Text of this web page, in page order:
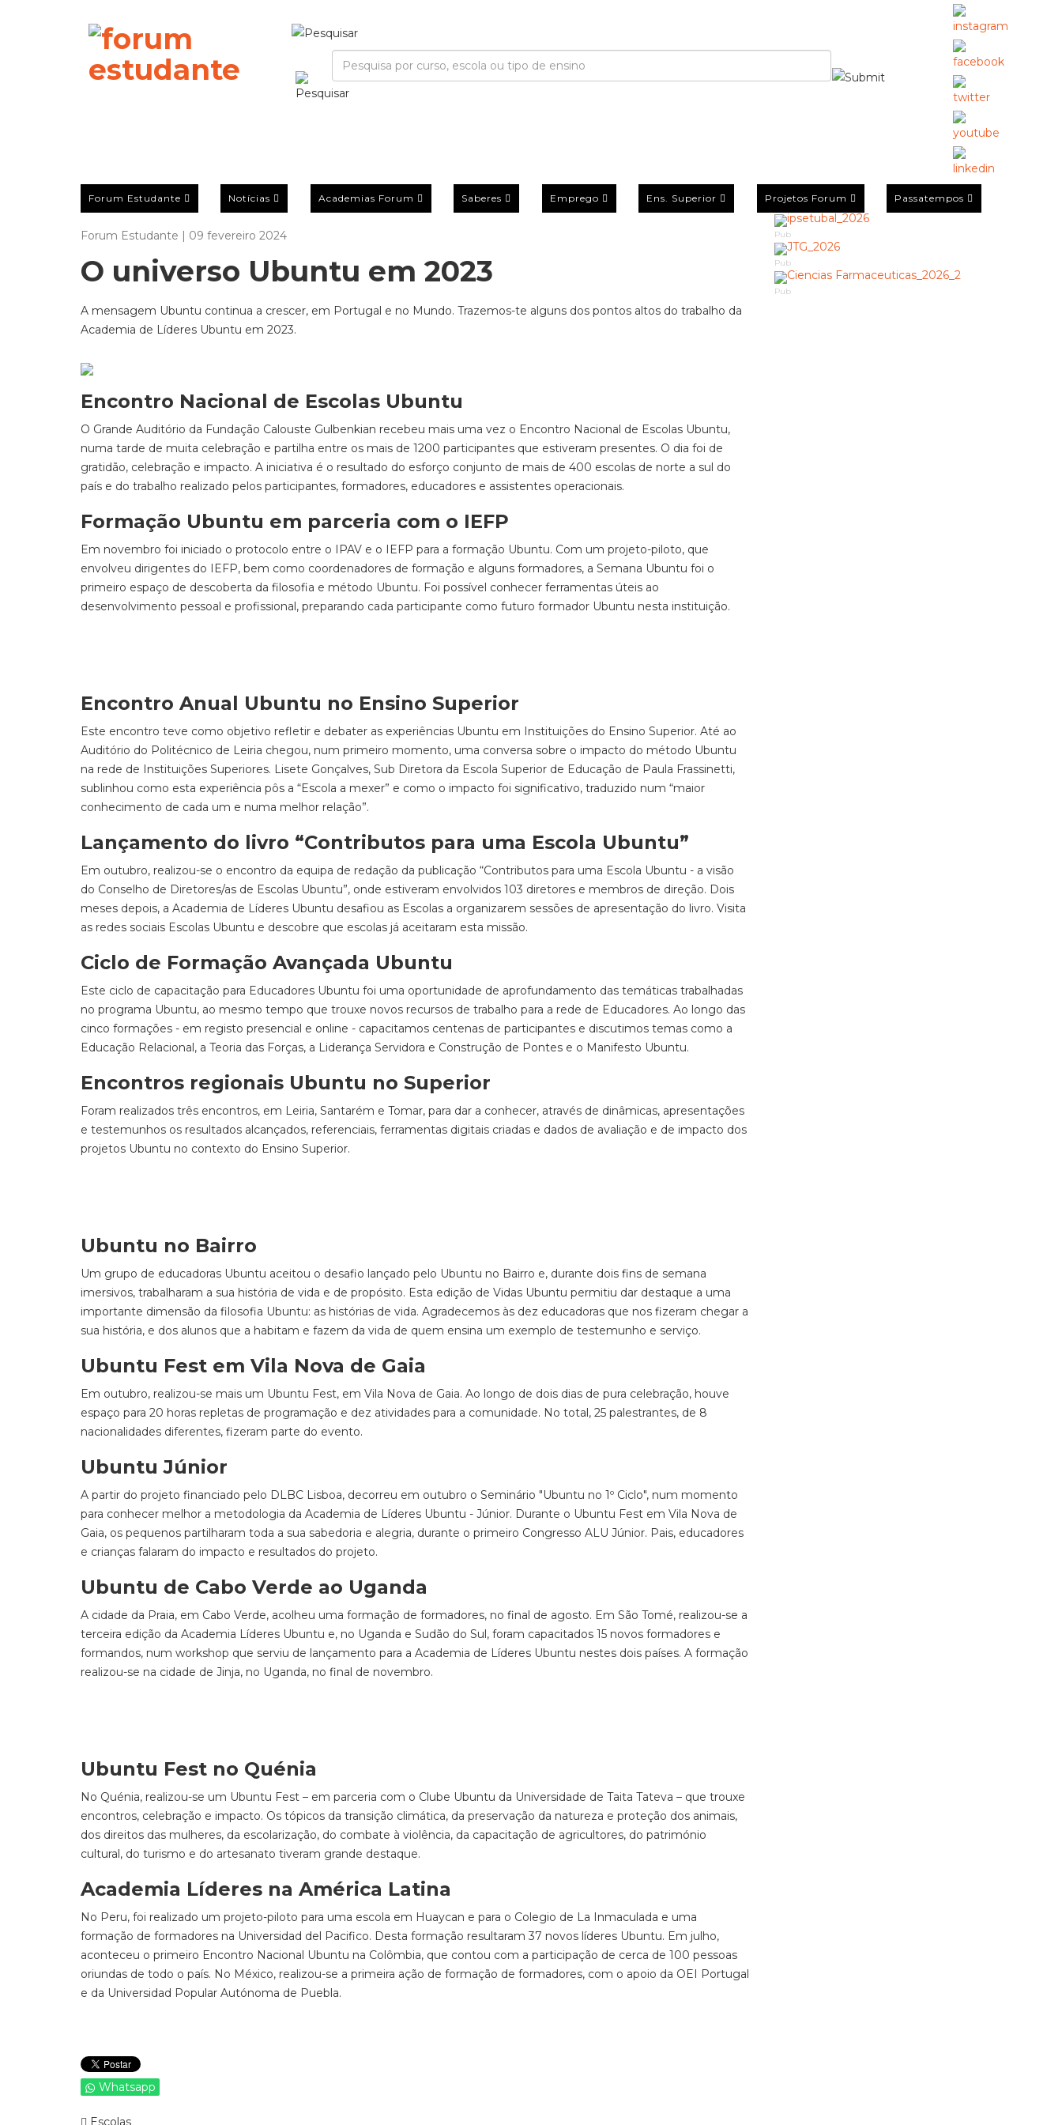
Forum Estudante Notícias Academias Forum Saberes Emprego Ens. Superior Projetos Forum Passatempos
Forum Estudante | 09 fevereiro 2024
O universo Ubuntu em 2023
A mensagem Ubuntu continua a crescer, em Portugal e no Mundo. Trazemos-te alguns dos pontos altos do trabalho da
Academia de Líderes Ubuntu em 2023.
Encontro Nacional de Escolas Ubuntu
O Grande Auditório da Fundação Calouste Gulbenkian recebeu mais uma vez o Encontro Nacional de Escolas Ubuntu,
numa tarde de muita celebração e partilha entre os mais de 1200 participantes que estiveram presentes. O dia foi de
gratidão, celebração e impacto. A iniciativa é o resultado do esforço conjunto de mais de 400 escolas de norte a sul do
país e do trabalho realizado pelos participantes, formadores, educadores e assistentes operacionais.
Formação Ubuntu em parceria com o IEFP
Em novembro foi iniciado o protocolo entre o IPAV e o IEFP para a formação Ubuntu. Com um projeto-piloto, que
envolveu dirigentes do IEFP, bem como coordenadores de formação e alguns formadores, a Semana Ubuntu foi o
primeiro espaço de descoberta da filosofia e método Ubuntu. Foi possível conhecer ferramentas úteis ao
desenvolvimento pessoal e profissional, preparando cada participante como futuro formador Ubuntu nesta instituição.
Encontro Anual Ubuntu no Ensino Superior
Este encontro teve como objetivo refletir e debater as experiências Ubuntu em Instituições do Ensino Superior. Até ao
Auditório do Politécnico de Leiria chegou, num primeiro momento, uma conversa sobre o impacto do método Ubuntu
na rede de Instituições Superiores. Lisete Gonçalves, Sub Diretora da Escola Superior de Educação de Paula Frassinetti,
sublinhou como esta experiência pôs a “Escola a mexer” e como o impacto foi significativo, traduzido num “maior
conhecimento de cada um e numa melhor relação”.
Lançamento do livro “Contributos para uma Escola Ubuntu”
Em outubro, realizou-se o encontro da equipa de redação da publicação “Contributos para uma Escola Ubuntu - a visão
do Conselho de Diretores/as de Escolas Ubuntu”, onde estiveram envolvidos 103 diretores e membros de direção. Dois
meses depois, a Academia de Líderes Ubuntu desafiou as Escolas a organizarem sessões de apresentação do livro. Visita
as redes sociais Escolas Ubuntu e descobre que escolas já aceitaram esta missão.
Ciclo de Formação Avançada Ubuntu
Este ciclo de capacitação para Educadores Ubuntu foi uma oportunidade de aprofundamento das temáticas trabalhadas
no programa Ubuntu, ao mesmo tempo que trouxe novos recursos de trabalho para a rede de Educadores. Ao longo das
cinco formações - em registo presencial e online - capacitamos centenas de participantes e discutimos temas como a
Educação Relacional, a Teoria das Forças, a Liderança Servidora e Construção de Pontes e o Manifesto Ubuntu.
Encontros regionais Ubuntu no Superior
Foram realizados três encontros, em Leiria, Santarém e Tomar, para dar a conhecer, através de dinâmicas, apresentações
e testemunhos os resultados alcançados, referenciais, ferramentas digitais criadas e dados de avaliação e de impacto dos
projetos Ubuntu no contexto do Ensino Superior.
Ubuntu no Bairro
Um grupo de educadoras Ubuntu aceitou o desafio lançado pelo Ubuntu no Bairro e, durante dois fins de semana
imersivos, trabalharam a sua história de vida e de propósito. Esta edição de Vidas Ubuntu permitiu dar destaque a uma
importante dimensão da filosofia Ubuntu: as histórias de vida. Agradecemos às dez educadoras que nos fizeram chegar a
sua história, e dos alunos que a habitam e fazem da vida de quem ensina um exemplo de testemunho e serviço.
Ubuntu Fest em Vila Nova de Gaia
Em outubro, realizou-se mais um Ubuntu Fest, em Vila Nova de Gaia. Ao longo de dois dias de pura celebração, houve
espaço para 20 horas repletas de programação e dez atividades para a comunidade. No total, 25 palestrantes, de 8
nacionalidades diferentes, fizeram parte do evento.
Ubuntu Júnior
A partir do projeto financiado pelo DLBC Lisboa, decorreu em outubro o Seminário "Ubuntu no 1º Ciclo", num momento
para conhecer melhor a metodologia da Academia de Líderes Ubuntu - Júnior. Durante o Ubuntu Fest em Vila Nova de
Gaia, os pequenos partilharam toda a sua sabedoria e alegria, durante o primeiro Congresso ALU Júnior. Pais, educadores
e crianças falaram do impacto e resultados do projeto.
Ubuntu de Cabo Verde ao Uganda
A cidade da Praia, em Cabo Verde, acolheu uma formação de formadores, no final de agosto. Em São Tomé, realizou-se a
terceira edição da Academia Líderes Ubuntu e, no Uganda e Sudão do Sul, foram capacitados 15 novos formadores e
formandos, num workshop que serviu de lançamento para a Academia de Líderes Ubuntu nestes dois países. A formação
realizou-se na cidade de Jinja, no Uganda, no final de novembro.
Ubuntu Fest no Quénia
No Quénia, realizou-se um Ubuntu Fest – em parceria com o Clube Ubuntu da Universidade de Taita Tateva – que trouxe
encontros, celebração e impacto. Os tópicos da transição climática, da preservação da natureza e proteção dos animais,
dos direitos das mulheres, da escolarização, do combate à violência, da capacitação de agricultores, do património
cultural, do turismo e do artesanato tiveram grande destaque.
Academia Líderes na América Latina
No Peru, foi realizado um projeto-piloto para uma escola em Huaycan e para o Colegio de La Inmaculada e uma
formação de formadores na Universidad del Pacifico. Desta formação resultaram 37 novos líderes Ubuntu. Em julho,
aconteceu o primeiro Encontro Nacional Ubuntu na Colômbia, que contou com a participação de cerca de 100 pessoas
oriundas de todo o país. No México, realizou-se a primeira ação de formação de formadores, com o apoio da OEI Portugal
e da Universidad Popular Autónoma de Puebla.
Whatsapp
Escolas
Pub
Pub
Pub